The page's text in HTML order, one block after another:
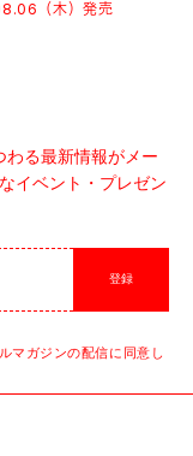
（木）発売
わる最新情報がメー
イベント・プレゼン
登録
マガジンの配信に同意し